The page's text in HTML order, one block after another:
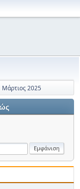
Μάρτιος 2025